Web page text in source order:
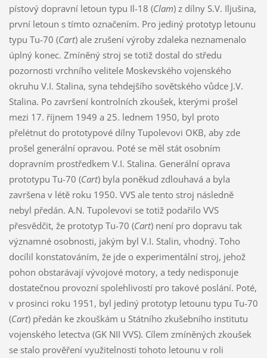
pístový dopravní letoun typu Il-18 (Clam) z dílny S.V. Iljušina,
první letoun s tímto označením. Pro jediný prototyp letounu
typu Tu-70 (Cart) ale zrušení výroby zdaleka neznamenalo
úplný konec. Zmíněný stroj se totiž dostal do středu
pozornosti vrchního velitele Moskevského vojenského
okruhu V.I. Stalina, syna tehdejšího sovětského vůdce J.V.
Stalina. Po završení kontrolních zkoušek, kterými prošel
mezi 17. říjnem 1949 a 25. lednem 1950, byl proto
přelétnut do prototypové dílny Tupolevovi OKB, aby zde
prošel generální opravou. Poté se měl stát osobním
dopravním prostředkem V.I. Stalina. Generální oprava
prototypu Tu-70 (Cart) byla poněkud zdlouhavá a byla
završena v létě roku 1950. VVS ale tento stroj následně
nebyl předán. A.N. Tupolevovi se totiž podařilo VVS
přesvědčit, že prototyp Tu-70 (Cart) není pro dopravu tak
významné osobnosti, jakým byl V.I. Stalin, vhodný. Toho
docílil konstatováním, že jde o experimentální stroj, jehož
pohon obstarávají vývojové motory, a tedy nedisponuje
dostatečnou provozní spolehlivostí pro takové poslání. Poté,
v prosinci roku 1951, byl jediný prototyp letounu typu Tu-70
(Cart) předán ke zkouškám u Státního zkušebního institutu
vojenského letectva (GK NII VVS). Cílem zmíněných zkoušek
se stalo prověření využitelnosti tohoto letounu v roli